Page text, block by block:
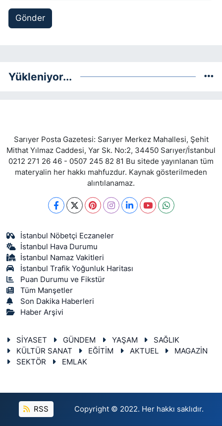
Gönder
Yükleniyor...
Sarıyer Posta Gazetesi: Sarıyer Merkez Mahallesi, Şehit
Mithat Yılmaz Caddesi, Yar Sk. No:2, 34450 Sarıyer/İstanbul
0212 271 26 46 - 0507 245 82 81 Bu sitede yayınlanan tüm
materyalin her hakkı mahfuzdur. Kaynak gösterilmeden
alıntılanamaz.
İstanbul Nöbetçi Eczaneler
İstanbul Hava Durumu
İstanbul Namaz Vakitleri
İstanbul Trafik Yoğunluk Haritası
Puan Durumu ve Fikstür
Tüm Manşetler
Son Dakika Haberleri
Haber Arşivi
SİYASET GÜNDEM YAŞAM
SAĞLIK
KÜLTÜR SANAT
EĞİTİM AKTUEL
MAGAZİN
SEKTÖR
EMLAK
RSS Copyright © 2022. Her hakkı saklıdır.